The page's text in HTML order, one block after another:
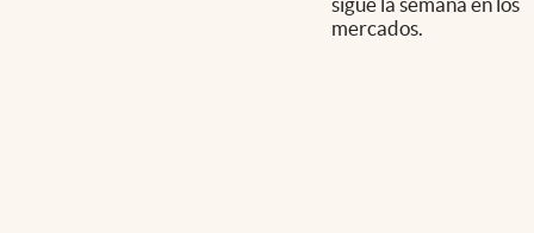
mercados.